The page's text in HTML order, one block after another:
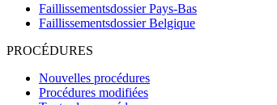
Faillissementsdossier Pays-Bas
Faillissementsdossier Belgique
PROCÉDURES
Nouvelles procédures
Procédures modifiées